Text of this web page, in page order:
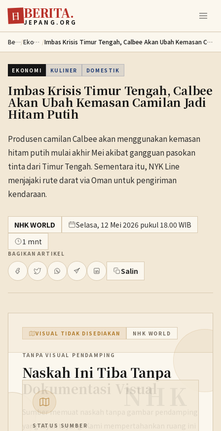
Lewati ke konten utama
日 BERITA.
JEPANG.ORG
Berita/ Ekonomi / Imbas Krisis Timur Tengah, Calbee Akan Ubah Kemasan Camilan Jadi Hitam Putih
EKONOMI KULINER DOMESTIK
Imbas Krisis Timur Tengah, Calbee
Akan Ubah Kemasan Camilan Jadi
Hitam Putih
Produsen camilan Calbee akan menggunakan kemasan
hitam putih mulai akhir Mei akibat gangguan pasokan
tinta dari Timur Tengah. Sementara itu, NYK Line
menjajaki rute darat via Oman untuk pengiriman
kendaraan.
NHK WORLD
Selasa, 12 Mei 2026 pukul 18.00 WIB
1 mnt
BAGIKAN ARTIKEL
Salin
VISUAL TIDAK DISEDIAKAN NHK WORLD
TANPA VISUAL PENDAMPING
Naskah Ini Tiba Tanpa
Dokumentasi Visual
Sumber memuat naskah tanpa gambar pendamping
yang layak tayang. Kami mempertahankan ruang ini
NHK
STATUS SUMBER